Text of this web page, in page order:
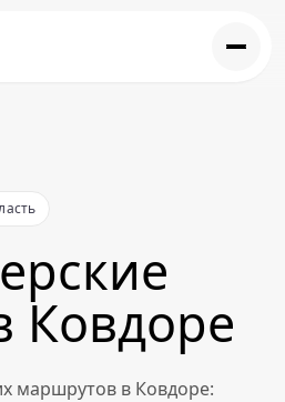
Ковдоре
маршрутов в Ковдоре: